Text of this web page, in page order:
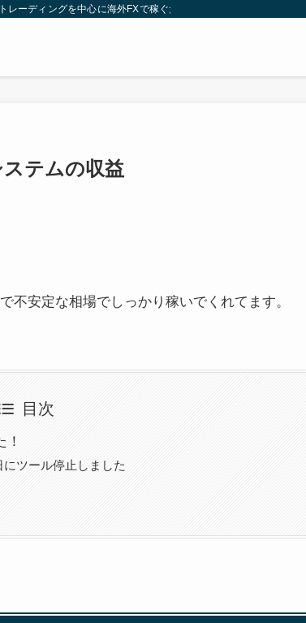
ーディングを中心に海外FXで稼ぐための方法も解説。裁量トレ
テムの収益
不安定な相場でしっかり稼いでくれてます。
目次
ツール停止しました